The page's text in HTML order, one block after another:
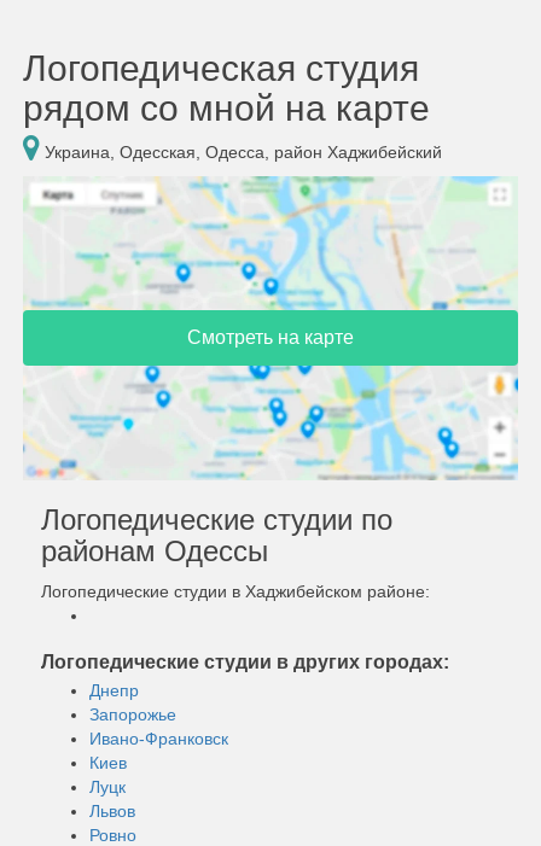
Логопедическая студия
рядом со мной на карте
Украина, Одесская, Одесса, район Хаджибейский
Смотреть на карте
Логопедические студии по
районам Одессы
Логопедические студии в Хаджибейском районе:
Логопедические студии в других городах:
Днепр
Запорожье
Ивано-Франковск
Киев
Луцк
Львов
Ровно